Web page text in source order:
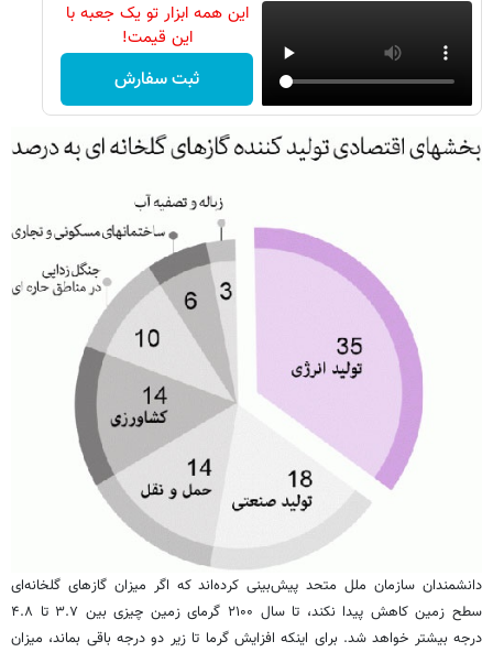
این همه ابزار تو یک جعبه با
این قیمت!
ثبت سفارش
دانشمندان سازمان ملل متحد پیش‌بینی کرده‌اند که اگر میزان گازهای گلخانه‌ای
سطح زمین کاهش پیدا نکند، تا سال ۲۱۰۰ گرمای زمین چیزی بین ۳.۷ تا ۴.۸
درجه بیشتر خواهد شد. برای اینکه افزایش گرما تا زیر دو درجه باقی بماند، میزان